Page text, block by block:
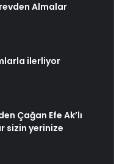
Almalar
ilerliyor
Çağan Efe Ak’lı
sizin yerinize